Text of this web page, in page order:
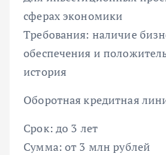
сферах экономики
Требования: наличие
обеспечения и
история
Оборотная кредитная
Срок: до 3 лет
Сумма: от 3 млн рублей